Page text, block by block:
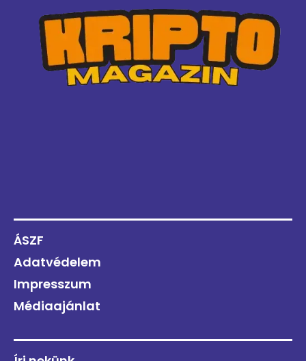
ÁSZF
Adatvédelem
Impresszum
Médiaajánlat